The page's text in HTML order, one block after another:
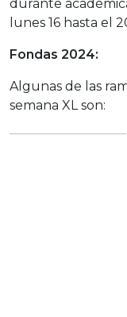
durante
lunes 16 hasta el
Fondas 2024:
Algunas de las
semana XL son: